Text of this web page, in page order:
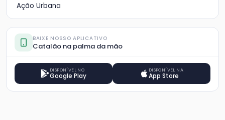
Ação Urbana
BAIXE NOSSO APLICATIVO
Catalão na palma da mão
DISPONÍVEL NO
Google Play
DISPONÍVEL NA
App Store